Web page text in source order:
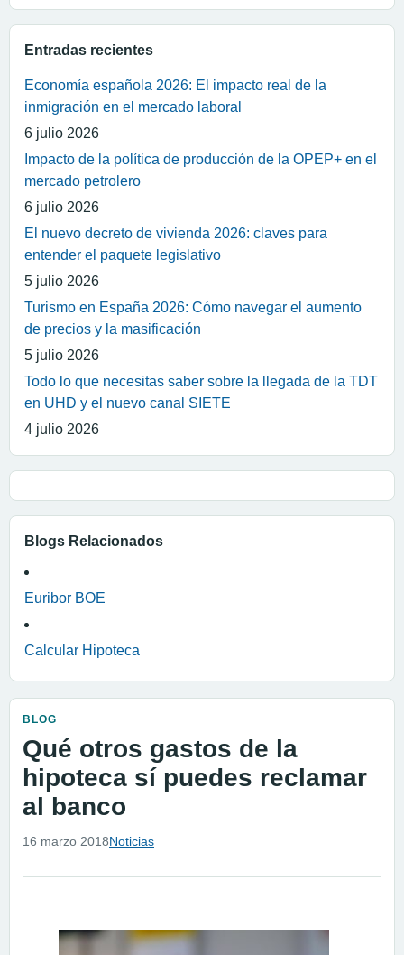
Entradas recientes
Economía española 2026: El impacto real de la
inmigración en el mercado laboral
6 julio 2026
Impacto de la política de producción de la OPEP+ en el
mercado petrolero
6 julio 2026
El nuevo decreto de vivienda 2026: claves para
entender el paquete legislativo
5 julio 2026
Turismo en España 2026: Cómo navegar el aumento
de precios y la masificación
5 julio 2026
Todo lo que necesitas saber sobre la llegada de la TDT
en UHD y el nuevo canal SIETE
4 julio 2026
Blogs Relacionados
Euribor BOE
Calcular Hipoteca
BLOG
Qué otros gastos de la
hipoteca sí puedes reclamar
al banco
16 marzo 2018Noticias